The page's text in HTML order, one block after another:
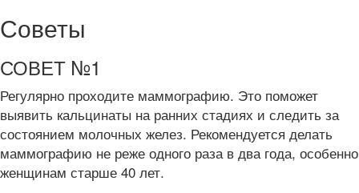
Советы
СОВЕТ №1
Регулярно проходите маммографию. Это поможет
выявить кальцинаты на ранних стадиях и следить за
состоянием молочных желез. Рекомендуется делать
маммографию не реже одного раза в два года, особенно
женщинам старше 40 лет.